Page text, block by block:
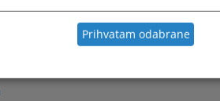
kanton
Prihvatam odabrane